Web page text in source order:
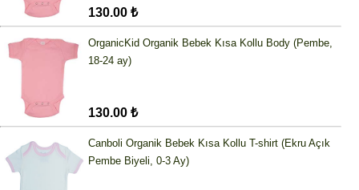
130.00 ₺
OrganicKid Organik Bebek Kısa Kollu Body (Pembe,
18-24 ay)
130.00 ₺
Canboli Organik Bebek Kısa Kollu T-shirt (Ekru Açık
Pembe Biyeli, 0-3 Ay)